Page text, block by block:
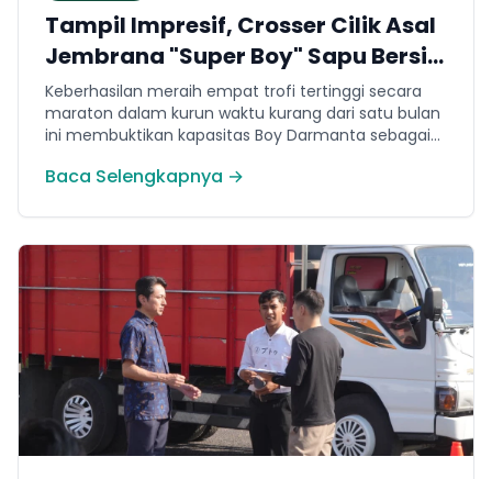
Tampil Impresif, Crosser Cilik Asal
Jembrana "Super Boy" Sapu Bersih
4 Gelar Juara Motocross 50cc di
Jawa
Keberhasilan meraih empat trofi tertinggi secara
maraton dalam kurun waktu kurang dari satu bulan
ini membuktikan kapasitas Boy Darmanta sebagai
dimiliki Jembrana di kancah motocross nasional
Baca Selengkapnya →